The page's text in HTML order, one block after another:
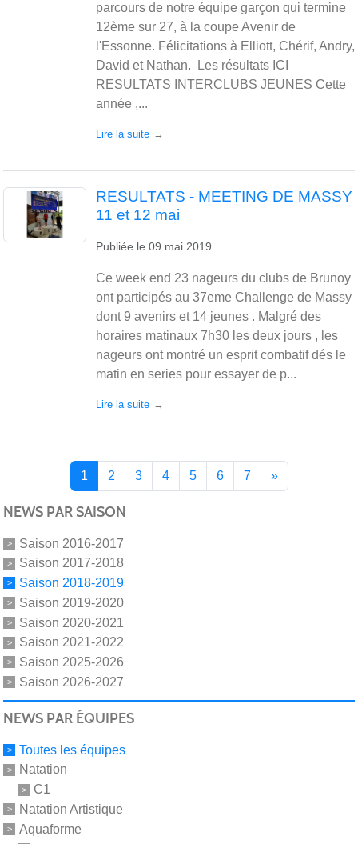
parcours de notre équipe garçon qui termine
12ème sur 27, à la coupe Avenir de
l'Essonne. Félicitations à Elliott, Chérif, Andry,
David et Nathan. Les résultats ICI
RESULTATS INTERCLUBS JEUNES Cette
année ,...
Lire la suite
RESULTATS - MEETING DE MASSY
11 et 12 mai
Publiée le 09 mai 2019
Ce week end 23 nageurs du clubs de Brunoy
ont participés au 37eme Challenge de Massy
dont 9 avenirs et 14 jeunes . Malgré des
horaires matinaux 7h30 les deux jours , les
nageurs ont montré un esprit combatif dés le
matin en series pour essayer de p...
Lire la suite
1 2 3 4 5 6 7 »
NEWS PAR SAISON
Saison 2016-2017
Saison 2017-2018
Saison 2018-2019
Saison 2019-2020
Saison 2020-2021
Saison 2021-2022
Saison 2025-2026
Saison 2026-2027
NEWS PAR ÉQUIPES
Toutes les équipes
Natation
C1
Natation Artistique
Aquaforme